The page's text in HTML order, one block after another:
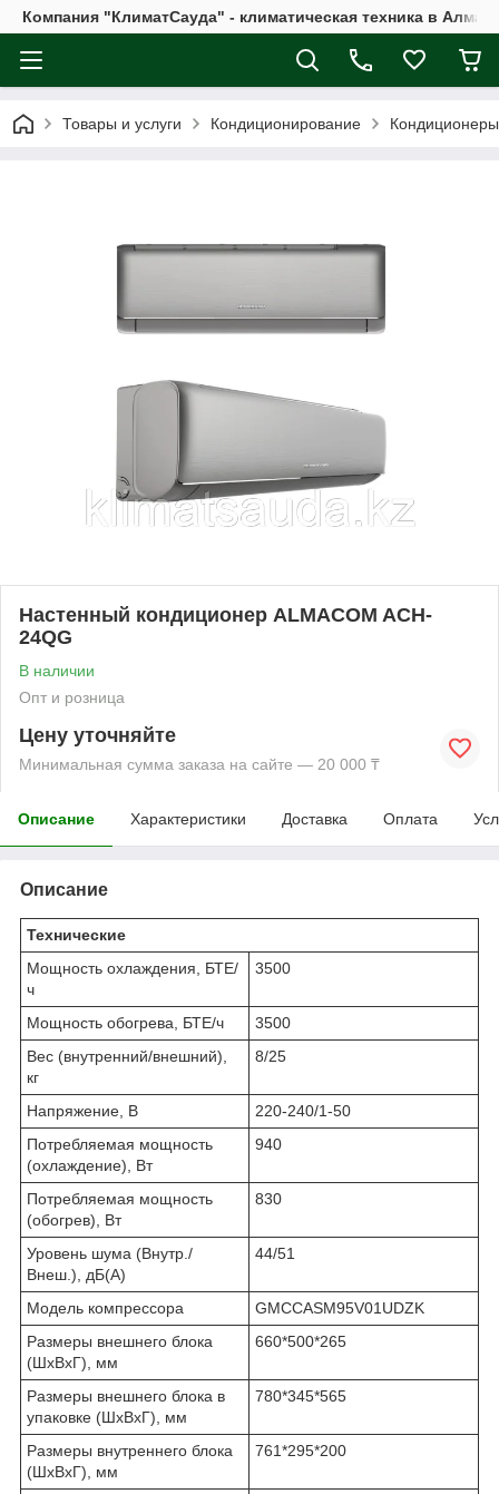
Компания "КлиматСауда" - климатическая техника в
Товары и услуги Кондиционирование
Настенный кондиционер ALMACOM ACH-
24QG
В наличии
Опт и розница
Цену уточняйте
Минимальная сумма заказа на сайте — 20 000 ₸
Описание Характеристики Доставка Оплата
Описание
Технические
Мощность охлаждения, БТЕ/
ч
3500
Мощность обогрева, БТЕ/ч
3500
Вес (внутренний/внешний),
кг
8/25
Напряжение, В
220-240/1-50
Потребляемая мощность
(охлаждение), Вт
940
Потребляемая мощность
(обогрев), Вт
830
Уровень шума (Внутр./
Внеш.), дБ(А)
44/51
Модель компрессора
GMCCASM95V01UDZK
Размеры внешнего блока
(ШхВхГ), мм
660*500*265
Размеры внешнего блока в
упаковке (ШхВхГ), мм
780*345*565
Размеры внутреннего блока
(ШхВхГ), мм
761*295*200